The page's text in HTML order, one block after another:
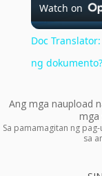
Watch on
Doc
ng dokumento?
Ang mga naupload
mga
Sa pamamagitan ng
sa